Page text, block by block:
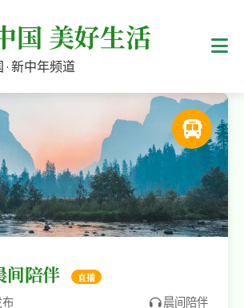
国 美好生活
· 新中年频道
间陪伴 直播
晨间陪伴